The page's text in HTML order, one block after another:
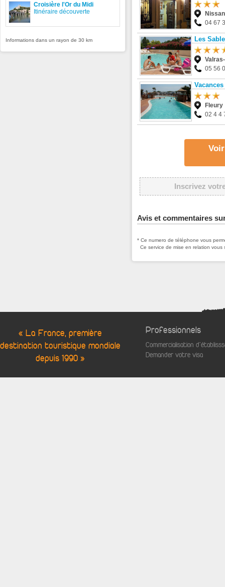
04 67
Les
05 56
Fleury
02 4 4
Inscrivez
Avis et commentaires
* Ce numero de téléphone vous
Ce service de mise en relation
Croisière l'Or du Midi
Itinéraire découverte
Informations dans un rayon de 30 km
« La France, première
destination touristique mondiale
depuis 1990 »
Professionnels
Commercialisation
Demander votre visa